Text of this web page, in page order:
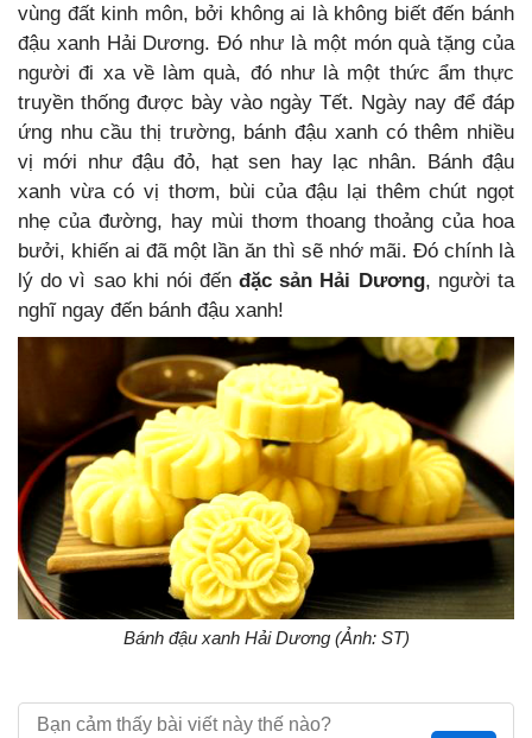
vùng đất kinh môn, bởi không ai là không biết đến bánh
đậu xanh Hải Dương. Đó như là một món quà tặng của
người đi xa về làm quà, đó như là một thức ẩm thực
truyền thống được bày vào ngày Tết. Ngày nay để đáp
ứng nhu cầu thị trường, bánh đậu xanh có thêm nhiều
vị mới như đậu đỏ, hạt sen hay lạc nhân. Bánh đậu
xanh vừa có vị thơm, bùi của đậu lại thêm chút ngọt
nhẹ của đường, hay mùi thơm thoang thoảng của hoa
bưởi, khiến ai đã một lần ăn thì sẽ nhớ mãi. Đó chính là
lý do vì sao khi nói đến đặc sản Hải Dương, người ta
nghĩ ngay đến bánh đậu xanh!
Bánh đậu xanh Hải Dương (Ảnh: ST)